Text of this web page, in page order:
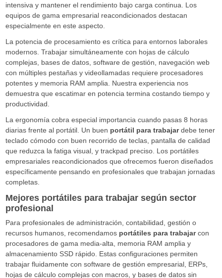
intensiva y mantener el rendimiento bajo carga continua. Los
equipos de gama empresarial reacondicionados destacan
especialmente en este aspecto.
La potencia de procesamiento es crítica para entornos laborales
modernos. Trabajar simultáneamente con hojas de cálculo
complejas, bases de datos, software de gestión, navegación web
con múltiples pestañas y videollamadas requiere procesadores
potentes y memoria RAM amplia. Nuestra experiencia nos
demuestra que escatimar en potencia termina costando tiempo y
productividad.
La ergonomía cobra especial importancia cuando pasas 8 horas
diarias frente al portátil. Un buen portátil para trabajardebe tener
teclado cómodo con buen recorrido de teclas, pantalla de calidad
que reduzca la fatiga visual, y trackpad preciso. Los portátiles
empresariales reacondicionados que ofrecemos fueron diseñados
específicamente pensando en profesionales que trabajan jornadas
completas.
Mejores portátiles para trabajar según sector
profesional
Para profesionales de administración, contabilidad, gestión o
recursos humanos, recomendamos portátiles para trabajarcon
procesadores de gama media-alta, memoria RAM amplia y
almacenamiento SSD rápido. Estas configuraciones permiten
trabajar fluidamente con software de gestión empresarial, ERPs,
hojas de cálculo complejas con macros, y bases de datos sin